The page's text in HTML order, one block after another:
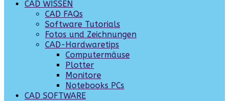
CAD WISSEN
CAD FAQs
Software Tutorials
Fotos und Zeichnungen
CAD-Hardwaretips
Computermäuse
Plotter
Monitore
Notebooks PCs
CAD SOFTWARE